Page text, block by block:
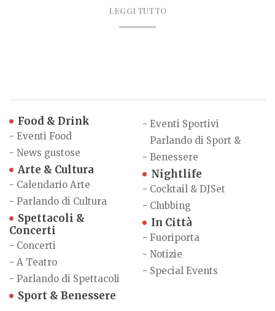
LEGGI TUTTO
Food & Drink
- Eventi Food
- News gustose
Arte & Cultura
- Calendario Arte
- Parlando di Cultura
Spettacoli &
Concerti
- Concerti
- A Teatro
- Parlando di Spettacoli
Sport & Benessere
- Eventi Sportivi
-
Parlando di Sport &
Benessere
Nightlife
- Cocktail & DJSet
- Clubbing
In Città
- Fuoriporta
- Notizie
- Special Events